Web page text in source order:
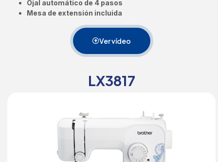
Ojal automático de 4 pasos
Mesa de extensión incluida
Ver vídeo
LX3817